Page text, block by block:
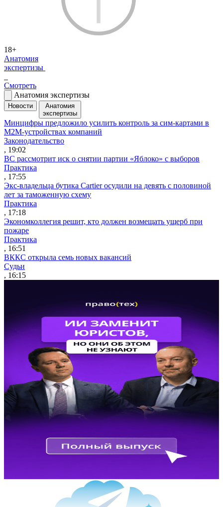
18+
Анатомия
экспертизы
Смотреть
Анатомия экспертизы
Новости
Анатомия
экспертизы
Минцифры предложило усилить контроль за сим-картами в
M2M-устройствах компаний
Законодательство
, 19:02
ВС рассмотрит иск о снятии партии «Яблоко» с выборов
Практика
, 17:55
Экс-владельца бутика Cartier осудили на девять с половиной
лет за таможенную схему
Практика
, 17:18
Экономколлегия решит, кто должен возмещать ущерб при
пожаре
Практика
, 16:51
ВККС открыла семь новых вакансий
Судьи
, 16:15